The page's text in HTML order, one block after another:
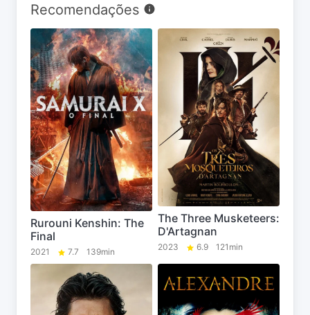
Recomendações
Rurouni Kenshin: The
Final
2021 7.7 139min
The Three Musketeers:
D'Artagnan
2023 6.9 121min